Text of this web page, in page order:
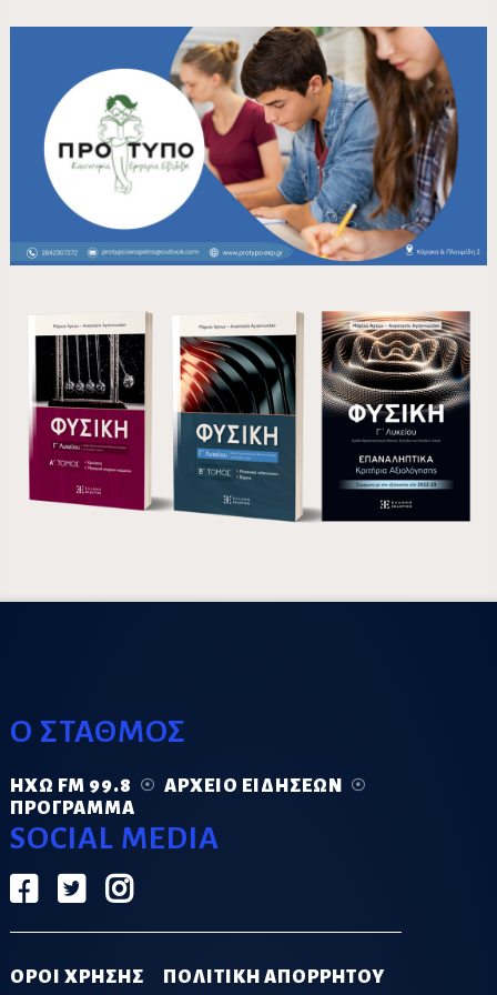
Ο ΣΤΑΘΜΟΣ
ΗΧΏ FM 99.8
ΑΡΧΕΊΟ ΕΙΔΉΣΕΩΝ
ΠΡΌΓΡΑΜΜΑ
SOCIAL MEDIA
ΟΡΟΙ ΧΡΗΣΗΣ ΠΟΛΙΤΙΚΗ ΑΠΟΡΡΗΤΟΥ